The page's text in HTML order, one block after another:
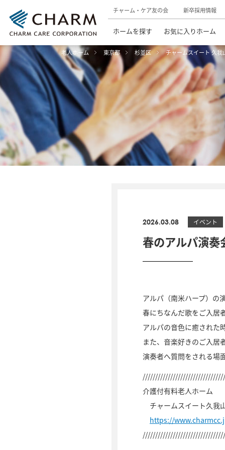
チャーム・ケア友の会 新卒採用情報
ホームを探す お気に入りホーム
老人ホーム 東京都 杉並区 チャームスイート 久我
2026.03.08 イベント
春のアルパ演奏
アルパ（南米ハープ）の
春にちなんだ歌をご入居
アルパの音色に癒された
また、音楽好きのご入居
演奏者へ質問をされる場
介護付有料老人ホーム
チャームスイート久我
https://